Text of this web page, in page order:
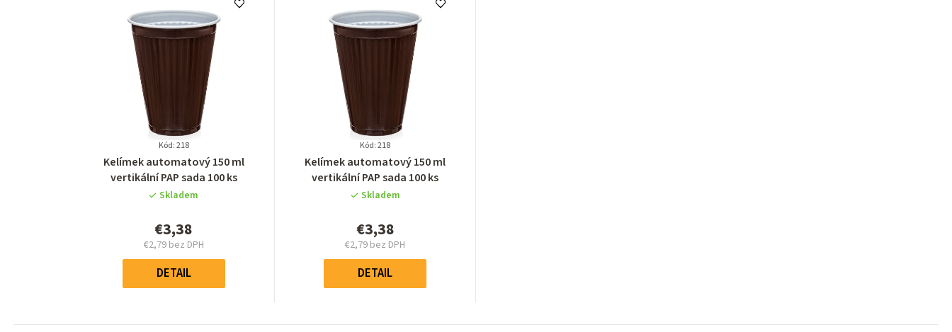
Kód: 218
Priemerné
hodnotenie
produktu
0,0
z
hviezdičiek.
Kelímek automatový 150 ml
vertikální PAP sada 100 ks
Skladem
€3,38
€2,79 bez DPH
Jednotková
cena:
DETAIL
Kód: 218
Priemerné
hodnotenie
produktu
0,0
z
hviezdičiek.
Kelímek automatový 150 ml
vertikální PAP sada 100 ks
Skladem
€3,38
€2,79 bez DPH
Jednotková
cena:
DETAIL